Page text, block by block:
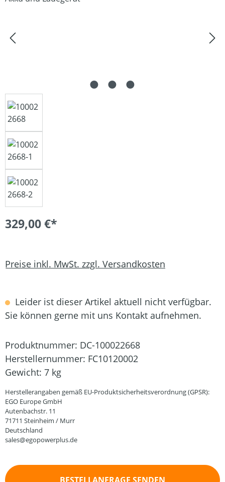
329,00 €*
Preise inkl. MwSt. zzgl. Versandkosten
Leider ist dieser Artikel aktuell nicht verfügbar.
Sie können gerne mit uns Kontakt aufnehmen.
Produktnummer: DC-100022668
Herstellernummer: FC10120002
Gewicht: 7 kg
Herstellerangaben gemäß EU-Produktsicherheitsverordnung (GPSR):
EGO Europe GmbH
Autenbachstr. 11
71711 Steinheim / Murr
Deutschland
sales@egopowerplus.de